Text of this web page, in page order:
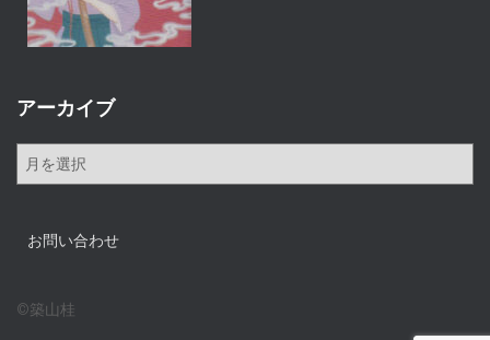
アーカイブ
ア
ブ
お問い合わせ
©築山桂